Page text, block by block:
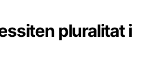
pluralitat i